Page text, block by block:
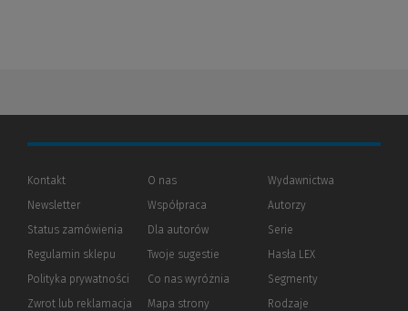
Kontakt
Newsletter
Status zamówienia
Regulamin sklepu
Polityka prywatności (Nowe
(Link
innej
Zwrot lub reklamacja
O nas
Współpraca
Dla autorów(Nowe
(Link
innej
Twoje sugestie
Co nas wyróżnia
Mapa strony
Wydawnictwa
Autorzy
Serie
Hasła LEX
Segmenty
Rodzaje